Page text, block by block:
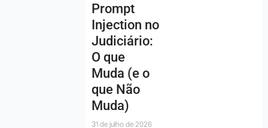
Prompt
Injection no
Judiciário:
O que
Muda (e o
que Não
Muda)
31 de julho de 2026